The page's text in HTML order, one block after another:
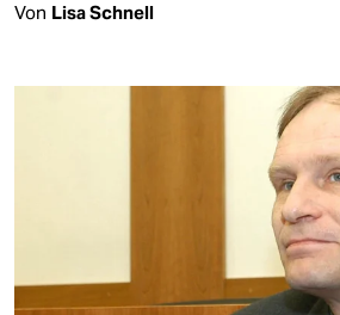
Von Lisa Schnell